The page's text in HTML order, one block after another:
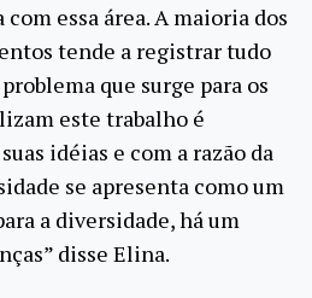
essa área. A maioria dos
tende a registrar tudo
que surge para os
este trabalho é
idéias e com a razão da
se apresenta como um
a diversidade, há um
disse Elina.